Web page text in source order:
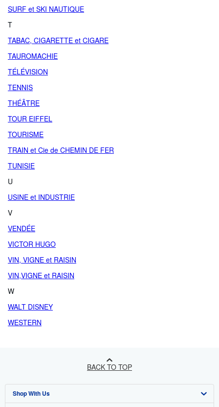
SURF et SKI NAUTIQUE
T
TABAC, CIGARETTE et CIGARE
TAUROMACHIE
TÉLÉVISION
TENNIS
THÉÂTRE
TOUR EIFFEL
TOURISME
TRAIN et Cie de CHEMIN DE FER
TUNISIE
U
USINE et INDUSTRIE
V
VENDÉE
VICTOR HUGO
VIN, VIGNE et RAISIN
VIN,VIGNE et RAISIN
W
WALT DISNEY
WESTERN
BACK TO TOP
Shop With Us